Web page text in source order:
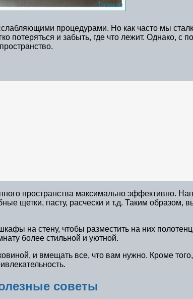
процедурами. Но как часто мы
потеряться и забыть, где что лежит. Однако, с
пространства максимально эффективно.
щетки, пасту, расчески и т.д. Таким образом,
на стену, чтобы разместить на них
более стильной и уютной.
и вмещать все, что вам нужно. Кроме
советы